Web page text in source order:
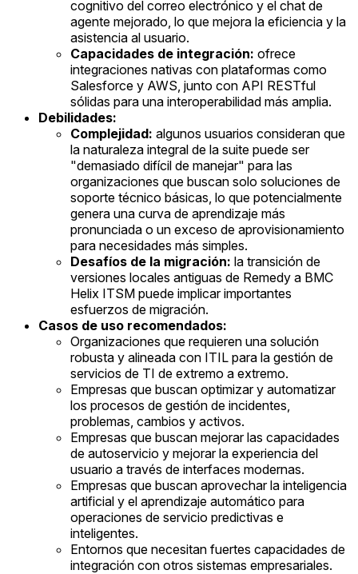
cognitivo del correo electrónico y el chat de
agente mejorado, lo que mejora la eficiencia y la
asistencia al usuario.
Capacidades de integración: ofrece
integraciones nativas con plataformas como
Salesforce y AWS, junto con API RESTful
sólidas para una interoperabilidad más amplia.
Debilidades:
Complejidad: algunos usuarios consideran que
la naturaleza integral de la suite puede ser
"demasiado difícil de manejar" para las
organizaciones que buscan solo soluciones de
soporte técnico básicas, lo que potencialmente
genera una curva de aprendizaje más
pronunciada o un exceso de aprovisionamiento
para necesidades más simples.
Desafíos de la migración: la transición de
versiones locales antiguas de Remedy a BMC
Helix ITSM puede implicar importantes
esfuerzos de migración.
Casos de uso recomendados:
Organizaciones que requieren una solución
robusta y alineada con ITIL para la gestión de
servicios de TI de extremo a extremo.
Empresas que buscan optimizar y automatizar
los procesos de gestión de incidentes,
problemas, cambios y activos.
Empresas que buscan mejorar las capacidades
de autoservicio y mejorar la experiencia del
usuario a través de interfaces modernas.
Empresas que buscan aprovechar la inteligencia
artificial y el aprendizaje automático para
operaciones de servicio predictivas e
inteligentes.
Entornos que necesitan fuertes capacidades de
integración con otros sistemas empresariales.